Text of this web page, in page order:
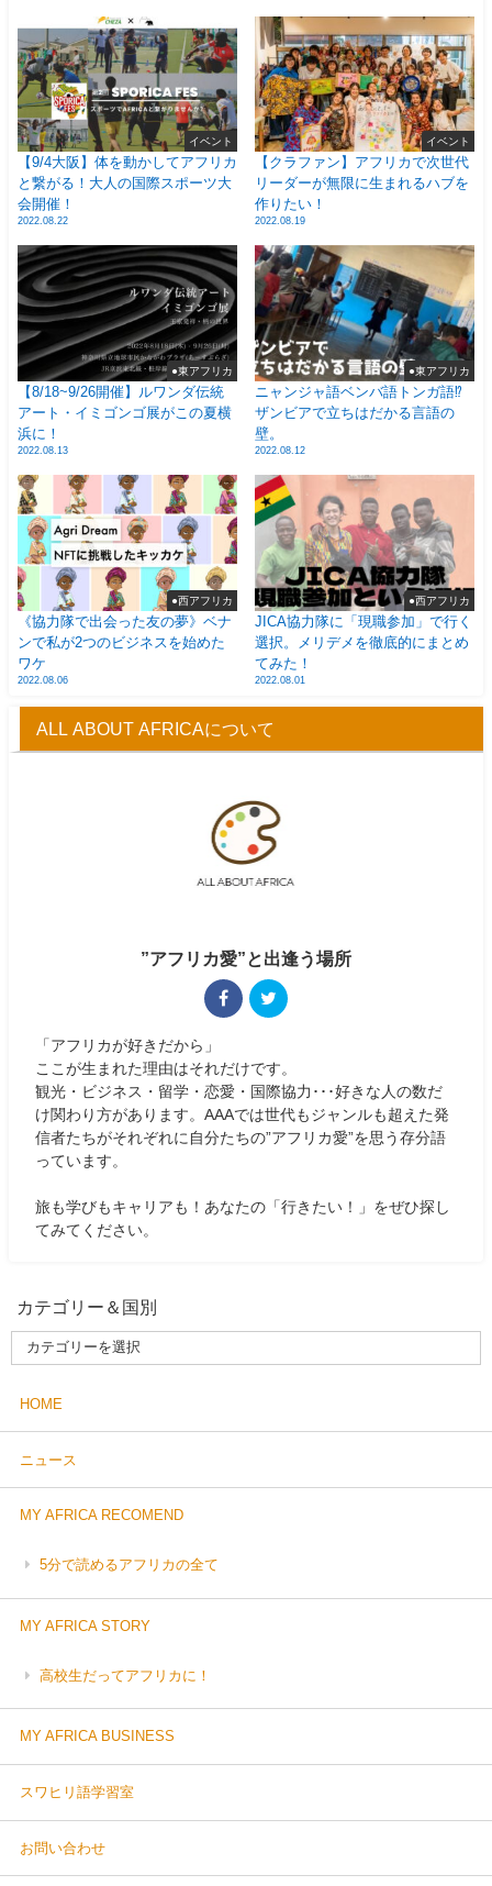
イベント
【9/4大阪】体を動かしてアフリカ
と繋がる！大人の国際スポーツ大
会開催！
2022.08.22
イベント
【クラファン】アフリカで次世代
リーダーが無限に生まれるハブを
作りたい！
2022.08.19
●東アフリカ
【8/18~9/26開催】ルワンダ伝統
アート・イミゴンゴ展がこの夏横
浜に！
2022.08.13
●東アフリカ
ニャンジャ語ベンバ語トンガ語⁉
ザンビアで立ちはだかる言語の
壁。
2022.08.12
●西アフリカ
《協力隊で出会った友の夢》ベナ
ンで私が2つのビジネスを始めた
ワケ
2022.08.06
●西アフリカ
JICA協力隊に「現職参加」で行く
選択。メリデメを徹底的にまとめ
てみた！
2022.08.01
ALL ABOUT AFRICAについて
”アフリカ愛”と出逢う場所
「アフリカが好きだから」
ここが生まれた理由はそれだけです。
観光・ビジネス・留学・恋愛・国際協力･･･好きな人の数だ
け関わり方があります。AAAでは世代もジャンルも超えた発
信者たちがそれぞれに自分たちの”アフリカ愛”を思う存分語
っています。
旅も学びもキャリアも！あなたの「行きたい！」をぜひ探し
てみてください。
カテゴリー＆国別
HOME
ニュース
MY AFRICA RECOMEND
5分で読めるアフリカの全て
MY AFRICA STORY
高校生だってアフリカに！
MY AFRICA BUSINESS
スワヒリ語学習室
お問い合わせ